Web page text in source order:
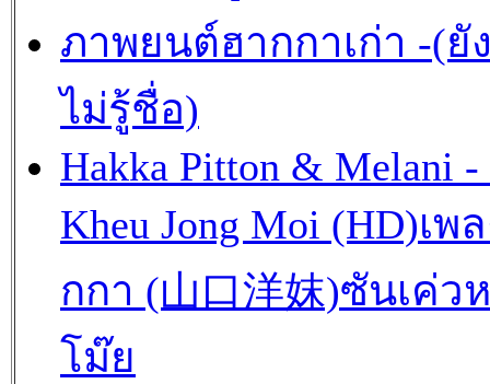
ภาพยนต์ฮากกาเก่า -(ยั
ไม่รู้ชื่อ)
Hakka Pitton & Melani -
Kheu Jong Moi (HD)เพ
กกา (山口洋妺)ซันเค่ว
โม๊ย